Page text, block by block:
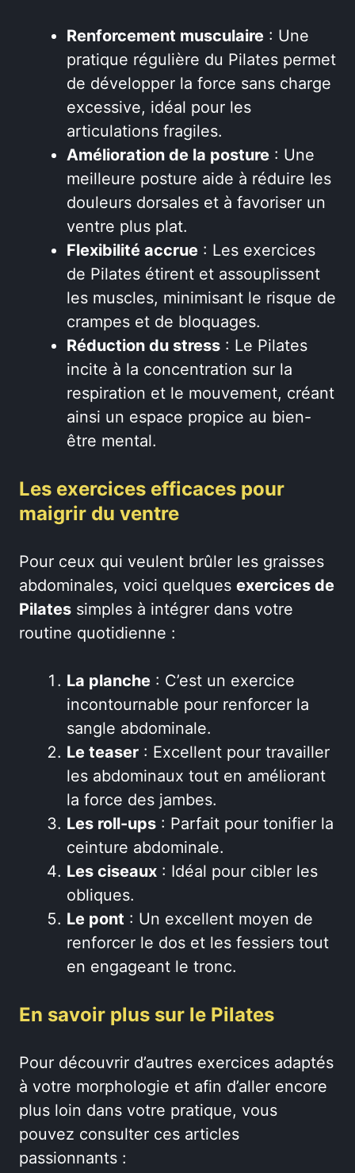
Renforcement musculaire : Une
pratique régulière du Pilates permet
de développer la force sans charge
excessive, idéal pour les
articulations fragiles.
Amélioration de la posture : Une
meilleure posture aide à réduire les
douleurs dorsales et à favoriser un
ventre plus plat.
Flexibilité accrue : Les exercices
de Pilates étirent et assouplissent
les muscles, minimisant le risque de
crampes et de bloquages.
Réduction du stress : Le Pilates
incite à la concentration sur la
respiration et le mouvement, créant
ainsi un espace propice au bien-
être mental.
Les exercices efficaces pour
maigrir du ventre
Pour ceux qui veulent brûler les graisses
abdominales, voici quelques exercices de
Pilates simples à intégrer dans votre
routine quotidienne :
La planche : C’est un exercice
incontournable pour renforcer la
sangle abdominale.
Le teaser : Excellent pour travailler
les abdominaux tout en améliorant
la force des jambes.
Les roll-ups : Parfait pour tonifier la
ceinture abdominale.
Les ciseaux : Idéal pour cibler les
obliques.
Le pont : Un excellent moyen de
renforcer le dos et les fessiers tout
en engageant le tronc.
En savoir plus sur le Pilates
Pour découvrir d’autres exercices adaptés
à votre morphologie et afin d’aller encore
plus loin dans votre pratique, vous
pouvez consulter ces articles
passionnants :